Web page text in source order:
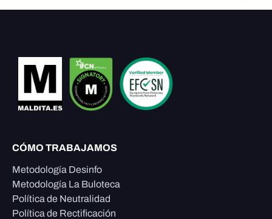
CÓMO TRABAJAMOS
Metodología Desinfo
Metodología La Buloteca
Política de Neutralidad
Política de Rectificación